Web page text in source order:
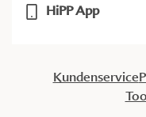
HiPP App
Kundenservice